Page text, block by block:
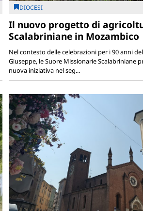
DIOCESI
Il nuovo progetto di
Scalabriniane in Mozambico
Nel contesto delle celebrazioni per i 90 anni
Giuseppe, le Suore Missionarie Scalabriniane
nuova iniziativa nel seg...